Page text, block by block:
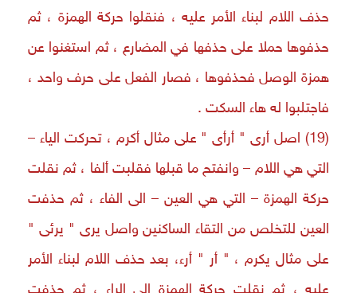
حذف اللام لبناء الأمر عليه ، فنقلوا حركة الهمزة ، ثم
حذفوها حملا على حذفها في المضارع ، ثم استغنوا عن
همزة الوصل فحذفوها ، فصار الفعل على حرف واحد ،
فاجتلبوا له هاء السكت .
(19) اصل أرى " أرأى " على مثال أكرم ، تحركت الياء –
التي هي اللام – وانفتح ما قبلها فقلبت ألفا ، ثم نقلت
حركة الهمزة – التي هي العين – الى الفاء ، ثم حذفت
العين للتخلص من التقاء الساكنين واصل يرى " يرئى "
على مثال يكرم ، " أر " أرء، بعد حذف اللام لبناء الأمر